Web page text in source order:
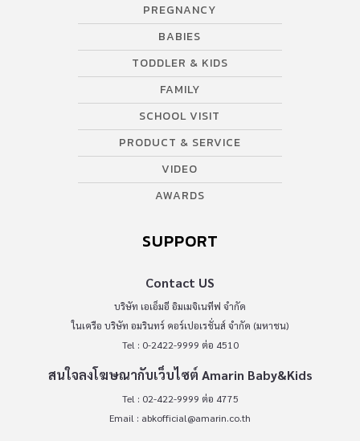
PREGNANCY
BABIES
TODDLER & KIDS
FAMILY
SCHOOL VISIT
PRODUCT & SERVICE
VIDEO
AWARDS
SUPPORT
Contact US
บริษัท เอเอ็มอี อิมเมจิเนทีฟ จำกัด
ในเครือ บริษัท อมรินทร์ คอร์เปอเรชั่นส์ จำกัด (มหาชน)
Tel : 0-2422-9999 ต่อ 4510
สนใจลงโฆษณากับเว็บไซต์ Amarin Baby&Kids
Tel : 02-422-9999 ต่อ 4775
Email : abkofficial@amarin.co.th